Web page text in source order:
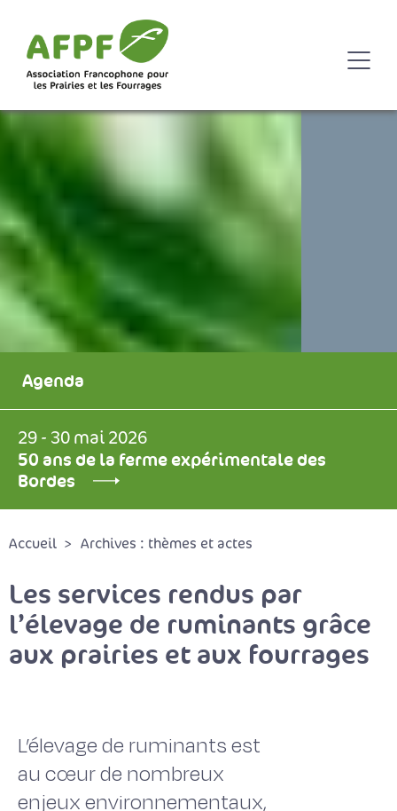
Agenda
29 - 30 mai 2026
50 ans de la ferme expérimentale des
Bordes
Accueil Archives : thèmes et actes
Les services rendus par
l’élevage de ruminants grâce
aux prairies et aux fourrages
L’élevage de ruminants est
au cœur de nombreux
enjeux environnementaux,